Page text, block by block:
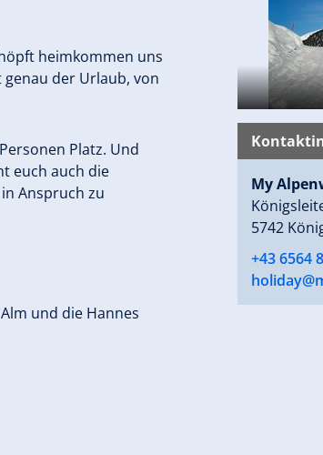
heimkommen uns
genau der Urlaub, von
Platz. Und
euch auch die
Anspruch zu
und die Hannes
My
5742
+43 6564